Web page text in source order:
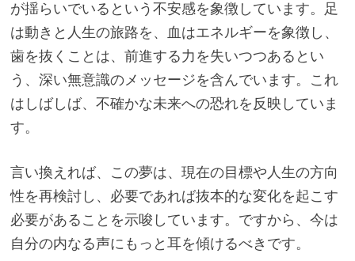
が揺らいでいるという不安感を象徴しています。足
は動きと人生の旅路を、血はエネルギーを象徴し、
歯を抜くことは、前進する力を失いつつあるとい
う、深い無意識のメッセージを含んでいます。これ
はしばしば、不確かな未来への恐れを反映していま
す。
言い換えれば、この夢は、現在の目標や人生の方向
性を再検討し、必要であれば抜本的な変化を起こす
必要があることを示唆しています。ですから、今は
自分の内なる声にもっと耳を傾けるべきです。